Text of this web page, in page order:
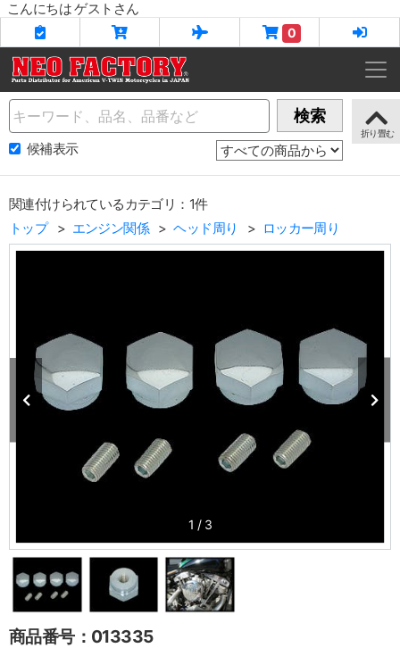
こんにちは ゲストさん
0
Name 検索
候補表示
関連付けられているカテゴリ：1件
トップ
エンジン関係 ヘッド周り ロッカー周り
1 / 3
商品番号：013335